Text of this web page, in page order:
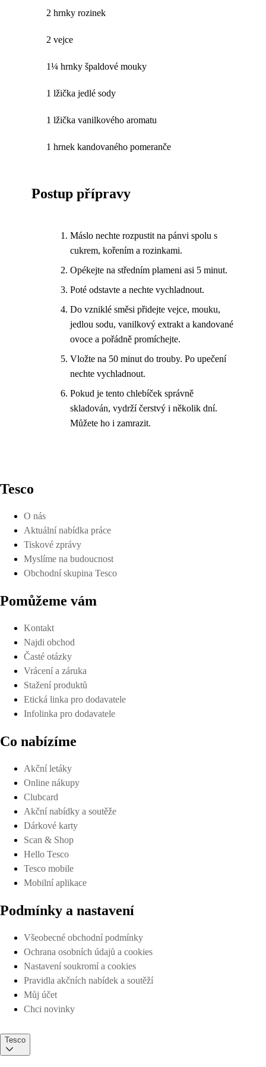
2 hrnky rozinek
2 vejce
1¼ hrnky špaldové mouky
1 lžička jedlé sody
1 lžička vanilkového aromatu
1 hrnek kandovaného pomeranče
Postup přípravy
Máslo nechte rozpustit na pánvi spolu s
cukrem, kořením a rozinkami.
Opékejte na středním plameni asi 5 minut.
Poté odstavte a nechte vychladnout.
Do vzniklé směsi přidejte vejce, mouku,
jedlou sodu, vanilkový extrakt a kandované
ovoce a pořádně promíchejte.
Vložte na 50 minut do trouby. Po upečení
nechte vychladnout.
Pokud je tento chlebíček správně
skladován, vydrží čerstvý i několik dní.
Můžete ho i zamrazit.
Tesco
O nás
Aktuální nabídka práce
Tiskové zprávy
Myslíme na budoucnost
Obchodní skupina Tesco
Pomůžeme vám
Kontakt
Najdi obchod
Časté otázky
Vrácení a záruka
Stažení produktů
Etická linka pro dodavatele
Infolinka pro dodavatele
Co nabízíme
Akční letáky
Online nákupy
Clubcard
Akční nabídky a soutěže
Dárkové karty
Scan & Shop
Hello Tesco
Tesco mobile
Mobilní aplikace
Podmínky a nastavení
Všeobecné obchodní podmínky
Ochrana osobních údajů a cookies
Nastavení soukromí a cookies
Pravidla akčních nabídek a soutěží
Můj účet
Chci novinky
Tesco